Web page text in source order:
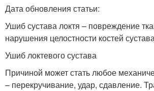
Дата обновления статьи:
Ушиб сустава локтя – повреждение
нарушения целостности костей
Ушиб локтевого сустава
Причиной может стать любое
– перекручивание, удар, сдавление.